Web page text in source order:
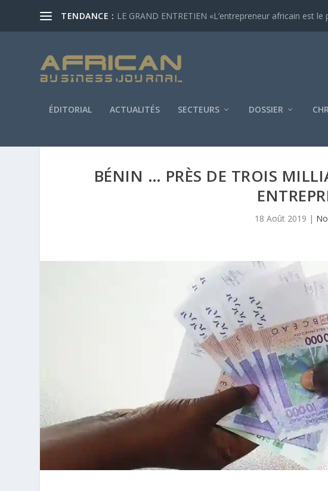
TENDANCE : LE GRAND ENTRETIEN «L’entrepreneur africain est le
ÉDITORIAL ACTUALITÉS SECTEURS DOSSIER
BÉNIN … PRÈS DE TROIS
18 Août 2019 |